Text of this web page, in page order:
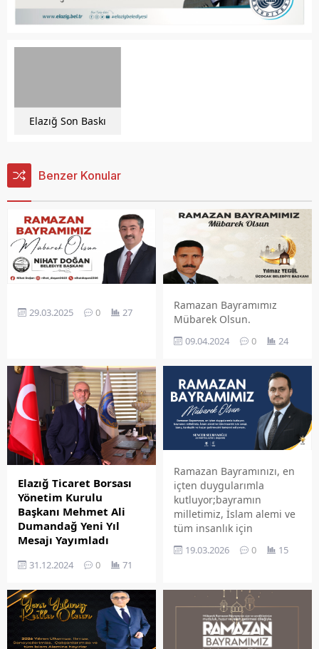
Elazığ Son Baskı
Benzer Konular
29.03.2025 0 27
Ramazan Bayramımız
Mübarek Olsun.
09.04.2024 0 24
Elazığ Ticaret Borsası
Yönetim Kurulu
Başkanı Mehmet Ali
Dumandağ Yeni Yıl
Mesajı Yayımladı
Elazığ Ticaret Borsası
Yönetim Kurulu Başkanı
2025 yılına ilişkin
yayımladığı yeni yıl
üyelerimize ve camiamıza
31.12.2024 0 71
Ramazan Bayramınızı, en
içten duygularımla
kutluyor;bayramın
milletimiz, İslam alemi ve
tüm insanlık için
huzur getirmesini
PARTİ ELAZIĞ İL BAŞKANI
19.03.2026 0 15